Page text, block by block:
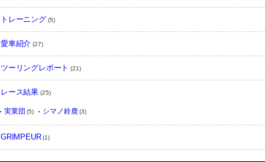
トレーニング (5)
愛車紹介 (27)
ツーリングレポート (21)
レース結果 (25)
実業団 (5) シマノ鈴鹿 (3)
GRIMPEUR(1)